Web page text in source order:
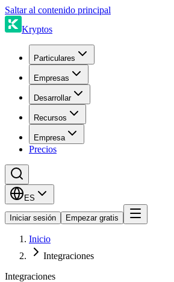
Saltar al contenido principal
Kryptos
Particulares
Empresas
Desarrollar
Recursos
Empresa
Precios
ES
Iniciar sesión Empezar gratis
Inicio
Integraciones
Integraciones